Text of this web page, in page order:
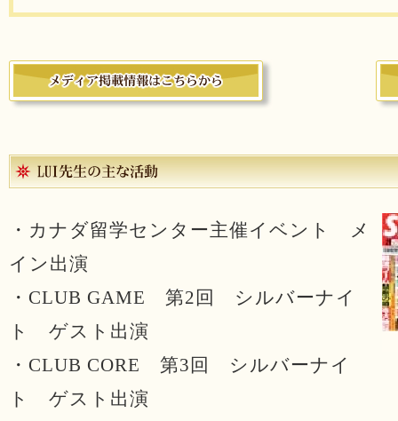
・カナダ留学センター主催イベント メ
イン出演
・CLUB GAME 第2回 シルバーナイ
ト ゲスト出演
・CLUB CORE 第3回 シルバーナイ
ト ゲスト出演